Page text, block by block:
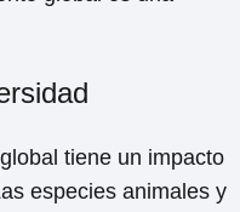
tiene un impacto
especies animales y